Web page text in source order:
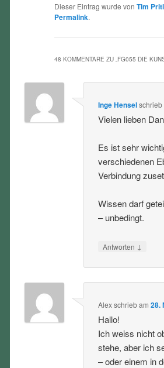
Dieser Eintrag wurde von Tim
Permalink.
48 KOMMENTARE ZU „FG055 DIE
Inge Henselschrieb
Vielen lieben
Es ist sehr
verschiedenen
Verbindung
Wissen darf
– unbedingt.
Antworten ↓
Alexschriebam28.
Hallo!
Ich weiss nicht
stehe, aber ich
– oder einem in